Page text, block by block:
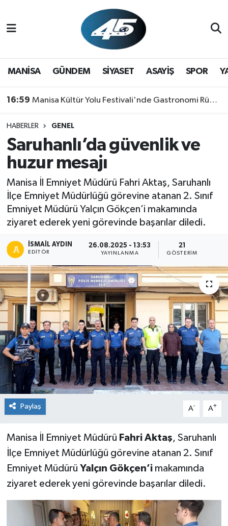
MANİSA GÜNDEM SİYASET ASAYİŞ SPOR
16:59 Manisa Kültür Yolu Festivali'nde Gastronomi Rüzgarı: Lezzetin Yıldızı "Manisa Kebabı" Oldu!
HABERLER GENEL
Saruhanlı’da güvenlik ve
huzur mesajı
Manisa İl Emniyet Müdürü Fahri Aktaş, Saruhanlı
İlçe Emniyet Müdürlüğü görevine atanan 2. Sınıf
Emniyet Müdürü Yalçın Gökçen’i makamında
ziyaret ederek yeni görevinde başarılar diledi.
İSMAIL AYDIN
EDITÖR
26.08.2025 - 13:53
YAYINLANMA
21
GÖSTERIM
Paylaş A- A+
Manisa İl Emniyet Müdürü Fahri Aktaş, Saruhanlı
İlçe Emniyet Müdürlüğü görevine atanan 2. Sınıf
Emniyet Müdürü Yalçın Gökçen’imakamında
ziyaret ederek yeni görevinde başarılar diledi.
GÜNDEM
SPOR
YAŞAM
RESMİ REKLAM
Hava Durumu
Trafik Durumu
Son Dakika Haberleri
Haber Arşivi